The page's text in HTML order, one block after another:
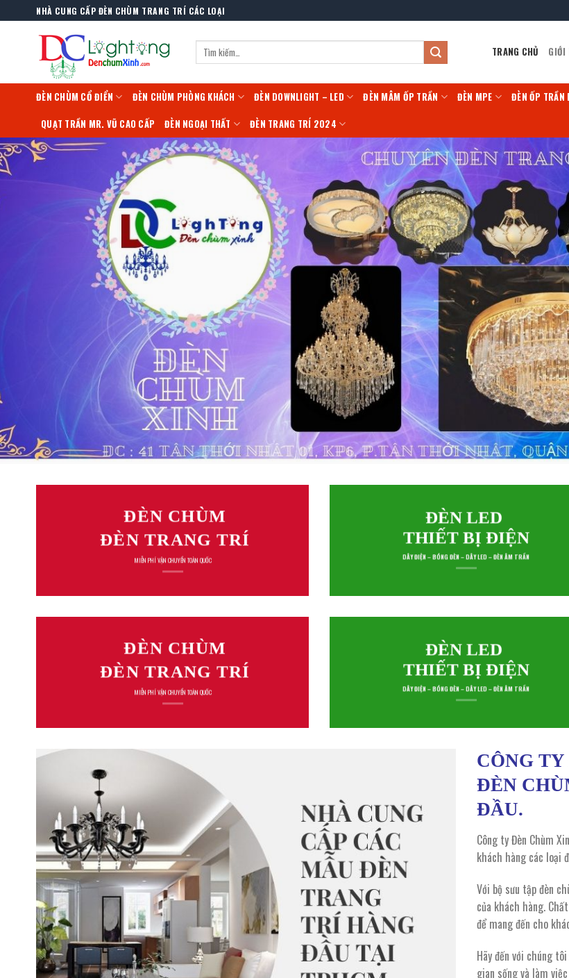
to
NHÀ CUNG CẤP ĐÈN CHÙM TRANG TRÍ CÁC LOẠI
Tìm
kiếm:
TRANG CHỦ GIỚI
ĐÈN CHÙM CỔ ĐIỂN ĐÈN CHÙM PHÒNG KHÁCH ĐÈN DOWNLIGHT – LED ĐÈN MÂM ỐP TRẦN ĐÈN MPE ĐÈN ỐP TRẦN
QUẠT TRẦN MR. VŨ CAO CẤP ĐÈN NGOẠI THẤT ĐÈN TRANG TRÍ 2024
ĐÈN CHÙM
ĐÈN TRANG TRÍ
MIỄN PHÍ VẬN CHUYỂN TOÀN QUỐC
ĐÈN LED
THIẾT BỊ ĐIỆN
DÂY ĐIỆN – BÓNG ĐÈN – DÂY LED – ĐÈN ÂM TRẦN
ĐÈN CHÙM
ĐÈN TRANG TRÍ
MIỄN PHÍ VẬN CHUYỂN TOÀN QUỐC
ĐÈN LED
THIẾT BỊ ĐIỆN
DÂY ĐIỆN – BÓNG ĐÈN – DÂY LED – ĐÈN ÂM TRẦN
CÔNG
ĐÈN
ĐẦU.
Công ty Đèn Chùm
khách hàng các loại
Với bộ sưu tập đèn
của khách hàng.
để mang đến cho
Hãy đến với chúng
gian sống và làm